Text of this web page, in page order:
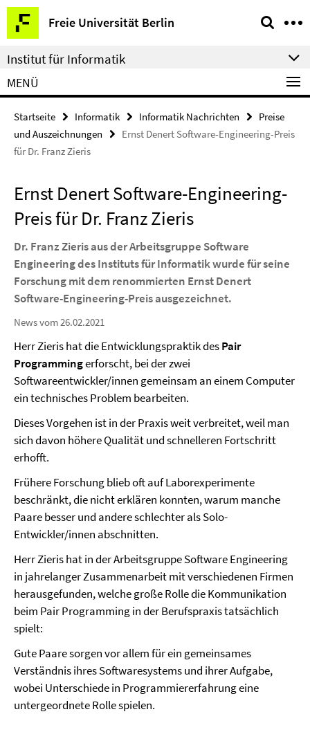
Springe
direkt
zu
Inhalt
Freie Universität Berlin
Service-
Navigation
Institut für Informatik
MENÜ
Startseite Informatik Informatik Nachrichten
Preise
und Auszeichnungen
Ernst Denert Software-Engineering-Preis
für Dr. Franz Zieris
Ernst Denert Software-Engineering-
Preis für Dr. Franz Zieris
Dr. Franz Zieris aus der Arbeitsgruppe Software
Engineering des Instituts für Informatik wurde für seine
Forschung mit dem renommierten Ernst Denert
Software-Engineering-Preis ausgezeichnet.
News vom 26.02.2021
Herr Zieris hat die Entwicklungspraktik desPair
Programmingerforscht, bei der zwei
Softwareentwickler/innen gemeinsam an einem Computer
ein technisches Problem bearbeiten.
Dieses Vorgehen ist in der Praxis weit verbreitet, weil man
sich davon höhere Qualität und schnelleren Fortschritt
erhofft.
Frühere Forschung blieb oft auf Laborexperimente
beschränkt, die nicht erklären konnten, warum manche
Paare besser und andere schlechter als Solo-
Entwickler/innen abschnitten.
Herr Zieris hat in der Arbeitsgruppe Software Engineering
in jahrelanger Zusammenarbeit mit verschiedenen Firmen
herausgefunden, welche große Rolle die Kommunikation
beim Pair Programming in der Berufspraxis tatsächlich
spielt:
Gute Paare sorgen vor allem für ein gemeinsames
Verständnis ihres Softwaresystems und ihrer Aufgabe,
wobei Unterschiede in Programmiererfahrung eine
untergeordnete Rolle spielen.